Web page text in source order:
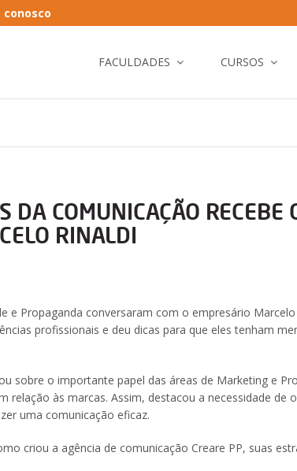
conosco
FACULDADES CURSOS
DA COMUNICAÇÃO RECEBE
RINALDI
e Propaganda conversaram com o empresário Marcelo
profissionais e deu dicas para que eles tenham
sobre o importante papel das áreas de Marketing e
relação às marcas. Assim, destacou a necessidade de
uma comunicação eficaz.
criou a agência de comunicação Creare PP, suas